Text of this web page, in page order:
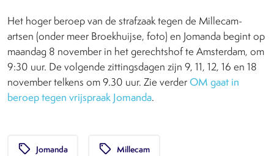
Het hoger beroep van de strafzaak tegen de Millecam-
artsen (onder meer Broekhuijse, foto) en Jomanda begint op
maandag 8 november in het gerechtshof te Amsterdam, om
9:30 uur. De volgende zittingsdagen zijn 9, 11, 12, 16 en 18
november telkens om 9.30 uur. Zie verderOM gaat in
beroep tegen vrijspraak Jomanda.
local_offer Jomanda local_offer Millecam